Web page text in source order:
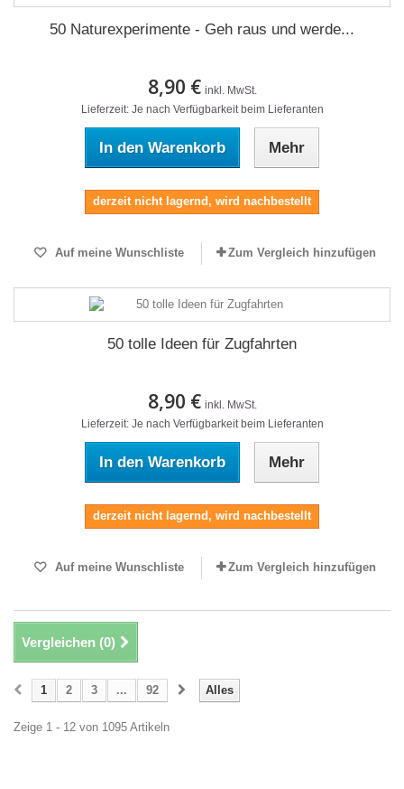
50 Naturexperimente - Geh raus und werde...
8,90 € inkl. MwSt.
Lieferzeit: Je nach Verfügbarkeit beim Lieferanten
In den Warenkorb Mehr
derzeit nicht lagernd, wird nachbestellt
Auf meine Wunschliste Zum Vergleich hinzufügen
50 tolle Ideen für Zugfahrten
8,90 € inkl. MwSt.
Lieferzeit: Je nach Verfügbarkeit beim Lieferanten
In den Warenkorb Mehr
derzeit nicht lagernd, wird nachbestellt
Auf meine Wunschliste Zum Vergleich hinzufügen
Vergleichen (0)
Alles
1 2 3 ... 92
Zeige 1 - 12 von 1095 Artikeln